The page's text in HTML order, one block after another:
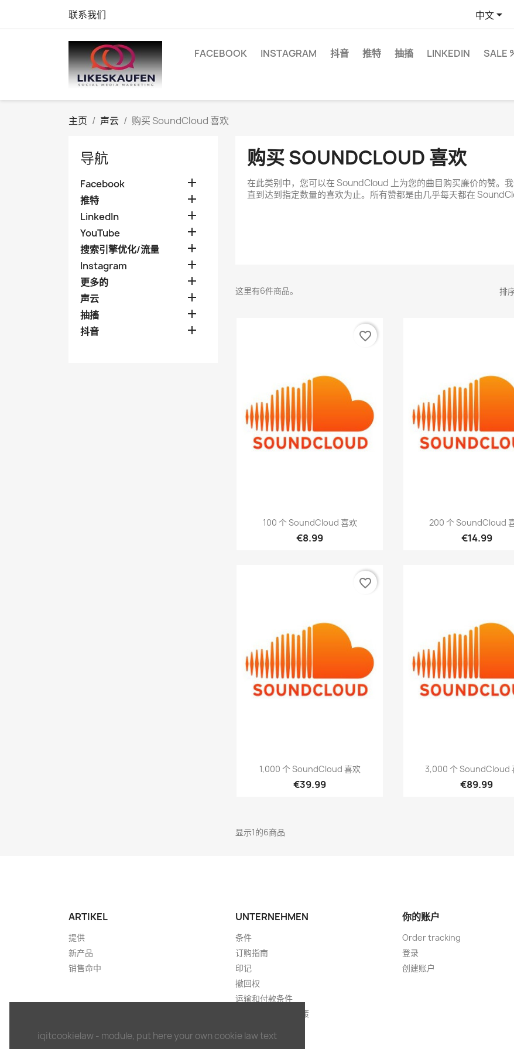
联系我们 中文
FACEBOOK INSTAGRAM 抖音 推特 抽搐 LINKEDIN SALE
主页 声云 购买 SoundCloud 喜欢
导航
Facebook 
推特 
LinkedIn 
YouTube 
搜索引擎优化/流量 
Instagram 
更多的 
声云 
抽搐 
抖音 
购买 SOUNDCLOUD 喜欢
在此类别中，您可以在 SoundCloud 上为您的曲目购买廉价的赞。
直到达到指定数量的喜欢为止。所有赞都是由几乎每天都在
这里有6件商品。 排
快速查看
100 个 SoundCloud 喜欢
€8.99
favorite_border
快速查看
200 个 SoundCloud
€14.99
快速查看
1,000 个 SoundCloud 喜欢
€39.99
favorite_border
快速查看
3,000 个 SoundCloud
€89.99
显示1的6商品
ARTIKEL
提供
新产品
销售命中
UNTERNEHMEN
条件
订购指南
印记
撤回权
运输和付款条件
免责声明和隐私政策
你的账户
Order tracking
登录
创建账户
iqitcookielaw - module, put here your own cookie law text